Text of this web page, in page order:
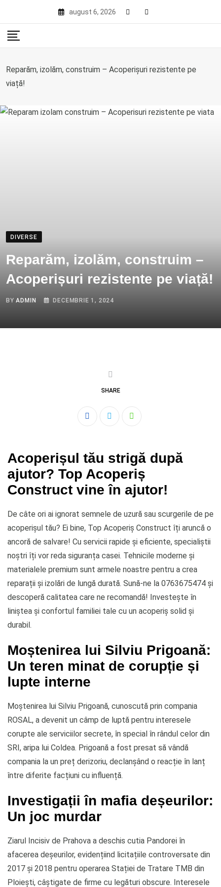
content
august 6, 2026
Reparăm, izolăm, construim – Acoperișuri rezistente pe
viață!
DIVERSE
Reparăm, izolăm, construim –
Acoperișuri rezistente pe viață!
BYADMIN DECEMBRIE 1, 2024
SHARE
Whatsapp
Acoperișul tău strigă după
ajutor? Top Acoperiș
Construct vine în ajutor!
De câte ori ai ignorat semnele de uzură sau scurgerile de pe
acoperișul tău? Ei bine, Top Acoperiș Construct îți aruncă o
ancoră de salvare! Cu servicii rapide și eficiente, specialiștii
noștri îți vor reda siguranța casei. Tehnicile moderne și
materialele premium sunt armele noastre pentru a crea
reparații și izolări de lungă durată. Sună-ne la 0763675474 și
descoperă calitatea care ne recomandă! Investește în
liniștea și confortul familiei tale cu un acoperiș solid și
durabil.
Moștenirea lui Silviu Prigoană:
Un teren minat de corupție și
lupte interne
Moștenirea lui Silviu Prigoană, cunoscută prin compania
ROSAL, a devenit un câmp de luptă pentru interesele
corupte ale serviciilor secrete, în special în rândul celor din
SRI, aripa lui Coldea. Prigoană a fost presat să vândă
compania la un preț derizoriu, declanșând o reacție în lanț
între diferite facțiuni cu influență.
Investigații în mafia deșeurilor:
Un joc murdar
Ziarul Incisiv de Prahova a deschis cutia Pandorei în
afacerea deșeurilor, evidențiind licitațiile controversate din
2017 și 2018 pentru operarea Stației de Tratare TMB din
Ploiești, câștigate de firme cu legături obscure. Interesele